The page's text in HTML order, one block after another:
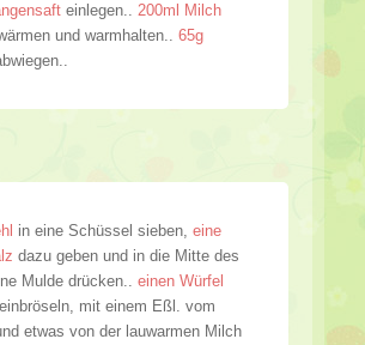
einlegen.. 200ml Milch
und warmhalten.. 65g
in eine Schüssel sieben, eine
dazu geben und in die Mitte des
Mulde drücken.. einen Würfel
mit einem Eßl. vom
etwas von der lauwarmen Milch